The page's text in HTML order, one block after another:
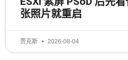
张照片就重启
贾克斯 2026-08-04